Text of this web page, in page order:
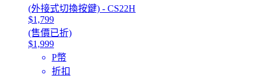
(外接式切換按鍵) - CS22H
$1,799
(售價已折)
$1,999
P幣
折扣